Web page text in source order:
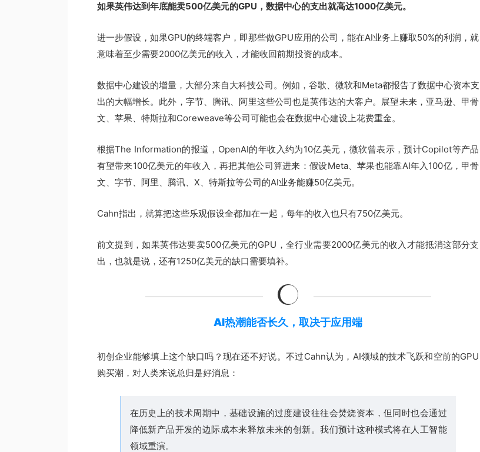
如果英伟达到年底能卖500亿美元的GPU，数据中心的支出就高达1000亿美元。
进一步假设，如果GPU的终端客户，即那些做GPU应用的公司，能在AI业务上赚取50%的利润，就
意味着至少需要2000亿美元的收入，才能收回前期投资的成本。
数据中心建设的增量，大部分来自大科技公司。例如，谷歌、微软和Meta都报告了数据中心资本支
出的大幅增长。此外，字节、腾讯、阿里这些公司也是英伟达的大客户。展望未来，亚马逊、甲骨
文、苹果、特斯拉和Coreweave等公司可能也会在数据中心建设上花费重金。
根据The Information的报道，OpenAI的年收入约为10亿美元，微软曾表示，预计Copilot等产品
有望带来100亿美元的年收入，再把其他公司算进来：假设Meta、苹果也能靠AI年入100亿，甲骨
文、字节、阿里、腾讯、X、特斯拉等公司的AI业务能赚50亿美元。
Cahn指出，就算把这些乐观假设全都加在一起，每年的收入也只有750亿美元。
前文提到，如果英伟达要卖500亿美元的GPU，全行业需要2000亿美元的收入才能抵消这部分支
出，也就是说，还有1250亿美元的缺口需要填补。
AI热潮能否长久，取决于应用端
初创企业能够填上这个缺口吗？现在还不好说。不过Cahn认为，AI领域的技术飞跃和空前的GPU
购买潮，对人类来说总归是好消息：
在历史上的技术周期中，基础设施的过度建设往往会焚烧资本，但同时也会通过
降低新产品开发的边际成本来释放未来的创新。我们预计这种模式将在人工智能
领域重演。